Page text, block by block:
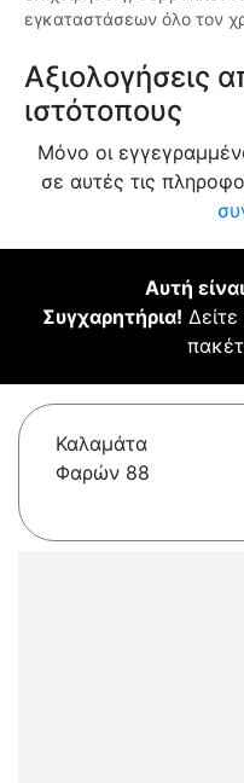
εγκαταστάσεων όλο τον
Αξιολογήσεις
ιστότοπους
Μόνο οι
σε αυτές τις
Αυτή
Συγχαρητήρια!
Καλαμάτα
Φαρών 88